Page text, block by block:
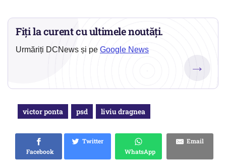
Fiți la curent cu ultimele noutăți.
Urmăriți DCNews și pe Google News
→
victor ponta psd liviu dragnea
Facebook
Twitter
WhatsApp
Email